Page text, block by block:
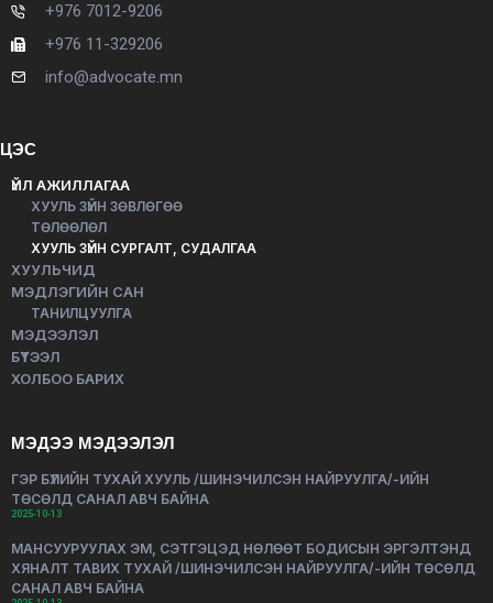
+976 7012-9206
+976 11-329206
info@advocate.mn
ЦЭС
ҮЙЛ АЖИЛЛАГАА
ХУУЛЬ ЗҮЙН ЗӨВЛӨГӨӨ
ТӨЛӨӨЛӨЛ
ХУУЛЬ ЗҮЙН СУРГАЛТ, СУДАЛГАА
ХУУЛЬЧИД
МЭДЛЭГИЙН САН
ТАНИЛЦУУЛГА
МЭДЭЭЛЭЛ
БҮТЭЭЛ
ХОЛБОО БАРИХ
МЭДЭЭ МЭДЭЭЛЭЛ
ГЭР БҮЛИЙН ТУХАЙ ХУУЛЬ /ШИНЭЧИЛСЭН НАЙРУУЛГА/-ИЙН
ТӨСӨЛД САНАЛ АВЧ БАЙНА
2025-10-13
МАНСУУРУУЛАХ ЭМ, СЭТГЭЦЭД НӨЛӨӨТ БОДИСЫН ЭРГЭЛТЭНД
ХЯНАЛТ ТАВИХ ТУХАЙ /ШИНЭЧИЛСЭН НАЙРУУЛГА/-ИЙН ТӨСӨЛД
САНАЛ АВЧ БАЙНА